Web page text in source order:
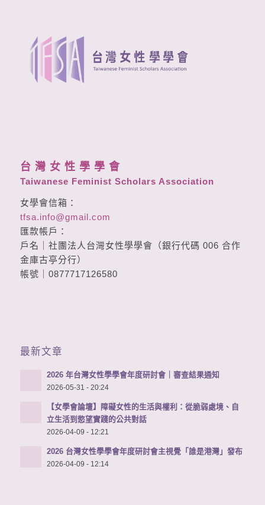
台 灣 女 性 學 學 會
Taiwanese Feminist Scholars Association
女學會信箱：
tfsa.info@gmail.com
匯款帳戶：
戶名｜社團法人台灣女性學學會（銀行代碼 006 合作
金庫古亭分行）
帳號｜0877717126580
最新文章
2026 年台灣女性學學會年度研討會｜審查結果通知
2026-05-31 - 20:24
【女學會論壇】障礙女性的生活與權利：從脆弱處境、自
立生活到慾望實踐的公共對話
2026-04-09 - 12:21
2026 台灣女性學學會年度研討會主視覺「誰是港灣」發布
2026-04-09 - 12:14